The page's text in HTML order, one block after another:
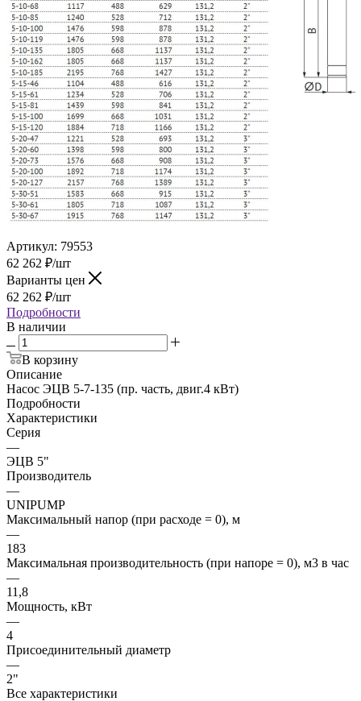
Артикул: 79553
62 262 ₽/шт
Варианты цен
62 262 ₽/шт
Подробности
В наличии
В корзину
Описание
Насос ЭЦВ 5-7-135 (пр. часть, двиг.4 кВт)
Подробности
Характеристики
Серия
—
ЭЦВ 5"
Производитель
—
UNIPUMP
Максимальный напор (при расходе = 0), м
—
183
Максимальная производительность (при напоре = 0), м3 в час
—
11,8
Мощность, кВт
—
4
Присоединительный диаметр
—
2"
Все характеристики